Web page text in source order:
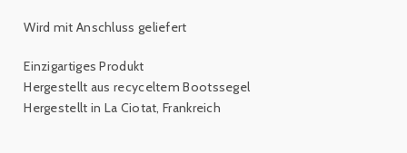
Wird mit Anschluss geliefert
Einzigartiges Produkt
Hergestellt aus recyceltem Bootssegel
Hergestellt in La Ciotat, Frankreich